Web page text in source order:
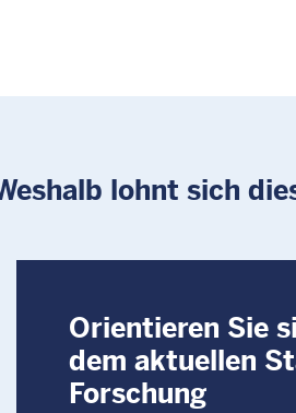
lohnt sich
Orientieren Sie
dem aktuellen
Forschung